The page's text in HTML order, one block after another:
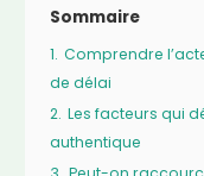
Sommaire
1. Comprendre
de délai
2. Les facteurs qui
authentique